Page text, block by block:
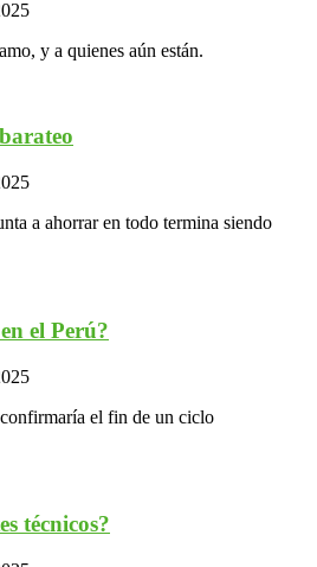
y a quienes aún están.
a ahorrar en todo termina siendo
el Perú?
el fin de un ciclo
técnicos?